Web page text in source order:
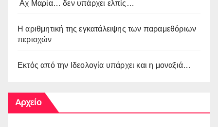
Αχ Μαρία… δεν υπάρχει ελπίς…
Η αριθμητική της εγκατάλειψης των παραμεθόριων
περιοχών
Εκτός από την Ιδεολογία υπάρχει και η μοναξιά…
Αρχείο